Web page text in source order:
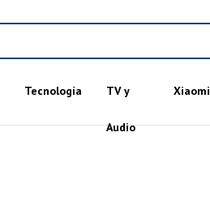
Tecnología TV y
Audio
Xiaomi